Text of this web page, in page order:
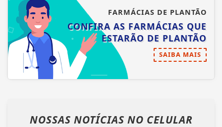
FARMÁCIAS DE PLANTÃO
CONFIRA AS FARMÁCIAS QUE
ESTARÃO DE PLANTÃO
SAIBA MAIS
NOSSAS NOTÍCIAS NO CELULAR